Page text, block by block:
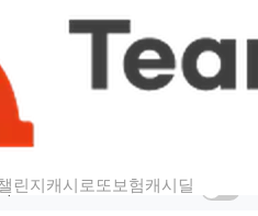
린지캐시로또보험캐시딜
챌린지
드 챌린지
요